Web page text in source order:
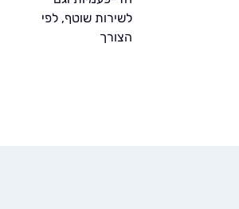
לשירות שוטף, לפי